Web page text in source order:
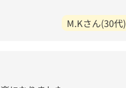
M.Kさん(30代)